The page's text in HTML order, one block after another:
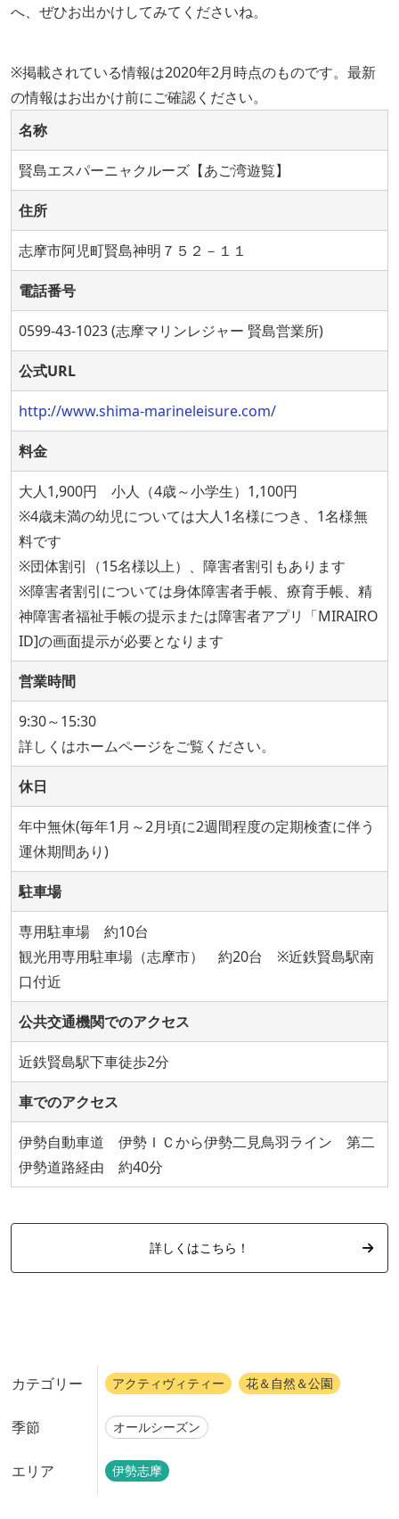
へ、ぜひお出かけしてみてくださいね。
※掲載されている情報は2020年2月時点のものです。最新
の情報はお出かけ前にご確認ください。
名称
賢島エスパーニャクルーズ【あご湾遊覧】
住所
志摩市阿児町賢島神明７５２－１１
電話番号
0599-43-1023 (志摩マリンレジャー 賢島営業所)
公式URL
http://www.shima-marineleisure.com/
料金
大人1,900円 小人（4歳～小学生）1,100円
※4歳未満の幼児については大人1名様につき、1名様無
料です
※団体割引（15名様以上）、障害者割引もあります
※障害者割引については身体障害者手帳、療育手帳、精
神障害者福祉手帳の提示または障害者アプリ「MIRAIRO
ID]の画面提示が必要となります
営業時間
9:30～15:30
詳しくはホームページをご覧ください。
休日
年中無休(毎年1月～2月頃に2週間程度の定期検査に伴う
運休期間あり)
駐車場
専用駐車場 約10台
観光用専用駐車場（志摩市） 約20台 ※近鉄賢島駅南
口付近
公共交通機関でのアクセス
近鉄賢島駅下車徒歩2分
車でのアクセス
伊勢自動車道 伊勢ＩＣから伊勢二見鳥羽ライン 第二
伊勢道路経由 約40分
詳しくはこちら！
カテゴリー アクティヴィティー 花＆自然＆公園
季節 オールシーズン
エリア 伊勢志摩